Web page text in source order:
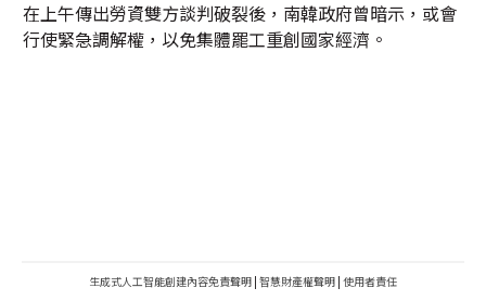
在上午傳出勞資雙方談判破裂後，南韓政府曾暗示，或會
行使緊急調解權，以免集體罷工重創國家經濟。
生成式人工智能創建內容免責聲明 | 智慧財產權聲明 | 使用者責任